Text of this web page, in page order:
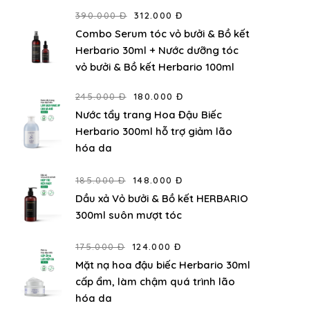
390.000 Đ 312.000 Đ
Combo Serum tóc vỏ bưởi & Bồ kết
Herbario 30ml + Nước dưỡng tóc
vỏ bưởi & Bồ kết Herbario 100ml
245.000 Đ 180.000 Đ
Nước tẩy trang Hoa Đậu Biếc
Herbario 300ml hỗ trợ giảm lão
hóa da
185.000 Đ 148.000 Đ
Dầu xả Vỏ bưởi & Bồ kết HERBARIO
300ml suôn mượt tóc
175.000 Đ 124.000 Đ
Mặt nạ hoa đậu biếc Herbario 30ml
cấp ẩm, làm chậm quá trình lão
hóa da